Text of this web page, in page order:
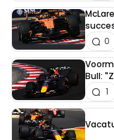
0
Bull:
1